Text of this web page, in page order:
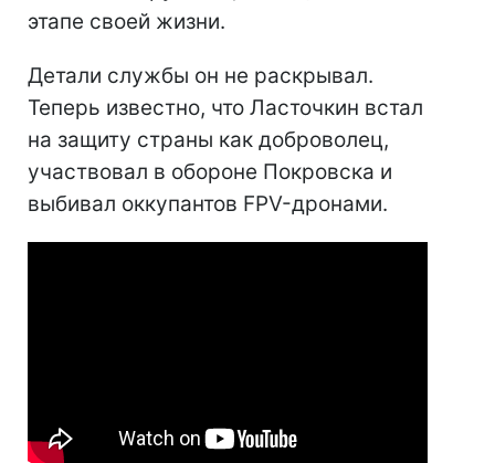
этапе своей жизни.
Детали службы он не раскрывал.
Теперь известно, что Ласточкин встал
на защиту страны как доброволец,
участвовал в обороне Покровска и
выбивал оккупантов FPV-дронами.